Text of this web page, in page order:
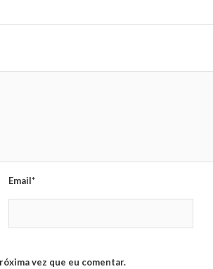
Email*
vez que eu comentar.